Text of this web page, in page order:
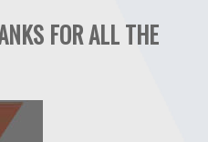
FOR ALL THE